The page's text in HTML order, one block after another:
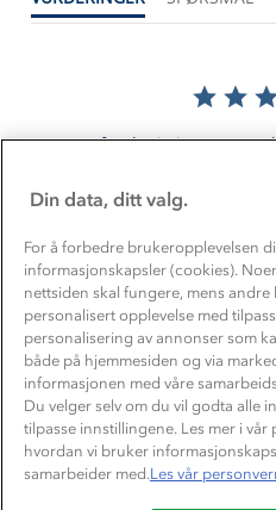
Det er foreløpig ingen
Kundeklubb
Bedrift, barnehage og SFO
OM OSS
TIPS OG RÅD
Vask og vedlikehold
EL-retur
Store størrelser
Turmat oppskrifter
Beredskap
AKTIVITETER
Få turinspirasjon og tips
Storms turtips🐿️
Leirskole 🥾
Barnehageansatt
Tips til hyttetur
Din data, ditt valg.
For å forbedre brukeropplevelsen
informasjonskapsler (cookies).
nettsiden skal fungere, mens
personalisert opplevelse med
personalisering av annonser som
både på hjemmesiden og via
informasjonen med våre
Du velger selv om du vil godta alle
tilpasse innstillingene. Les mer i
hvordan vi bruker
samarbeider med.Les vår